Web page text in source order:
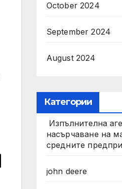
October 2024
September 2024
August 2024
Категории
Изпълнителна
насърчаване на
средните
john deere